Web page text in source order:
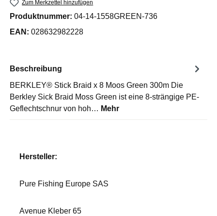
Zum Merkzettel hinzufügen
Produktnummer: 04-14-1558GREEN-736
EAN: 028632982228
Beschreibung
BERKLEY® Stick Braid x 8 Moos Green 300m Die
Berkley Sick Braid Moss Green ist eine 8-strängige PE-
Geflechtschnur von hoh… Mehr
Hersteller:
Pure Fishing Europe SAS
Avenue Kleber 65